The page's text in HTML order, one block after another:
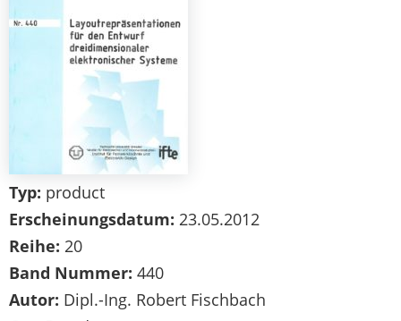
Typ: product
Erscheinungsdatum: 23.05.2012
Reihe: 20
Band Nummer: 440
Autor: Dipl.-Ing. Robert Fischbach